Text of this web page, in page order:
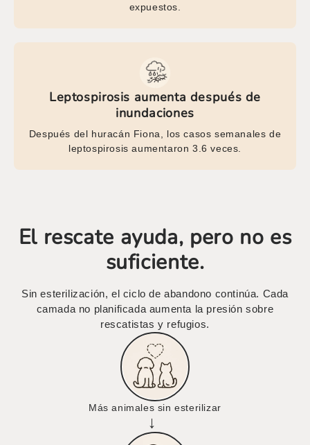
expuestos.
Leptospirosis aumenta después de
inundaciones
Después del huracán Fiona, los casos semanales de
leptospirosis aumentaron 3.6 veces.
El rescate ayuda, pero no es
suficiente.
Sin esterilización, el ciclo de abandono continúa. Cada
camada no planificada aumenta la presión sobre
rescatistas y refugios.
Más animales sin esterilizar
→